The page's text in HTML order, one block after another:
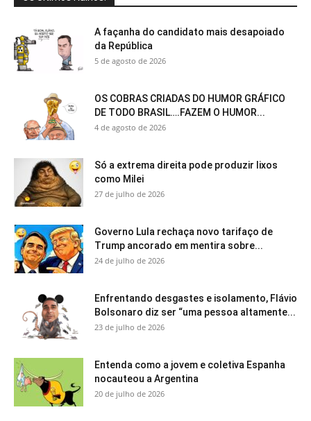
A façanha do candidato mais desapoiado
da República
5 de agosto de 2026
OS COBRAS CRIADAS DO HUMOR GRÁFICO
DE TODO BRASIL….FAZEM O HUMOR...
4 de agosto de 2026
Só a extrema direita pode produzir lixos
como Milei
27 de julho de 2026
Governo Lula rechaça novo tarifaço de
Trump ancorado em mentira sobre...
24 de julho de 2026
Enfrentando desgastes e isolamento, Flávio
Bolsonaro diz ser “uma pessoa altamente...
23 de julho de 2026
Entenda como a jovem e coletiva Espanha
nocauteou a Argentina
20 de julho de 2026